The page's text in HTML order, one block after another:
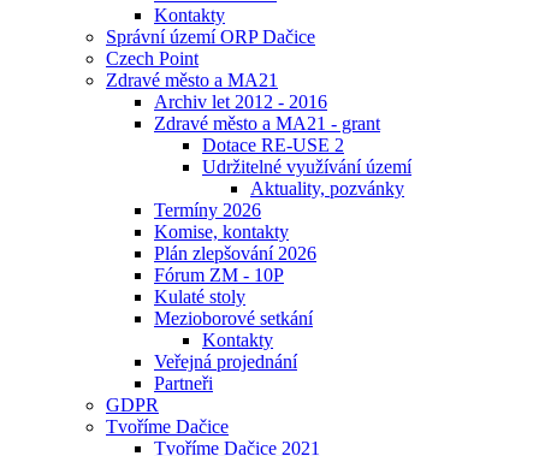
Kontakty
Správní území ORP Dačice
Czech Point
Zdravé město a MA21
Archiv let 2012 - 2016
Zdravé město a MA21 - grant
Dotace RE-USE 2
Udržitelné využívání území
Aktuality, pozvánky
Termíny 2026
Komise, kontakty
Plán zlepšování 2026
Fórum ZM - 10P
Kulaté stoly
Mezioborové setkání
Kontakty
Veřejná projednání
Partneři
GDPR
Tvoříme Dačice
Tvoříme Dačice 2021